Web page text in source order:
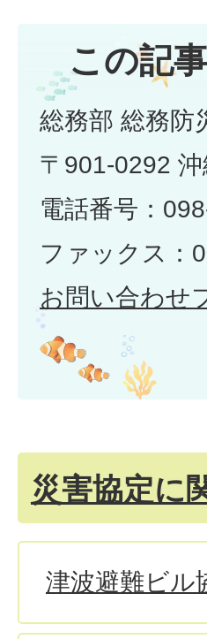
この記
総務部 総務防
〒901-0292
電話番号：
ファックス：
お問い合わせ
災害協定に
津波避難ビル